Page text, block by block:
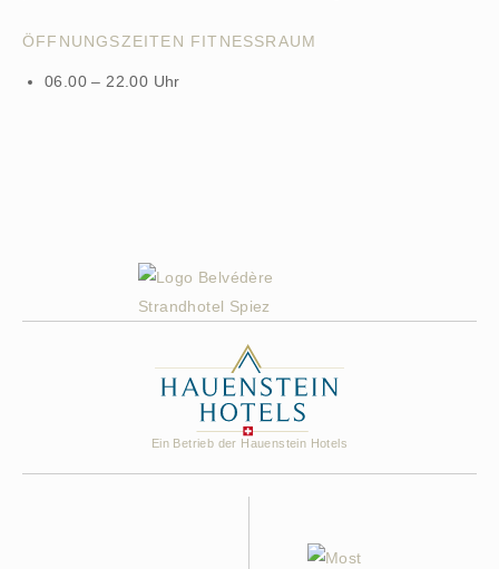
ÖFFNUNGSZEITEN FITNESSRAUM
06.00 – 22.00 Uhr
Ein Betrieb der Hauenstein Hotels